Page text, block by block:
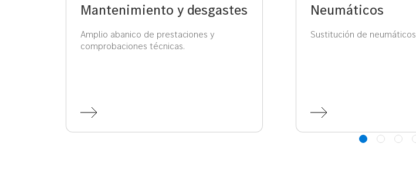
Mantenimiento y desgastes
Amplio abanico de prestaciones y
comprobaciones técnicas.
Neumáticos
Sustitución de neumáticos